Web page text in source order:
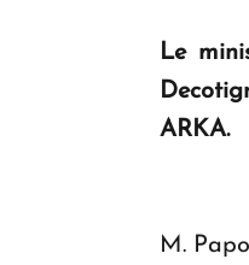
Le
ARKA.
M.